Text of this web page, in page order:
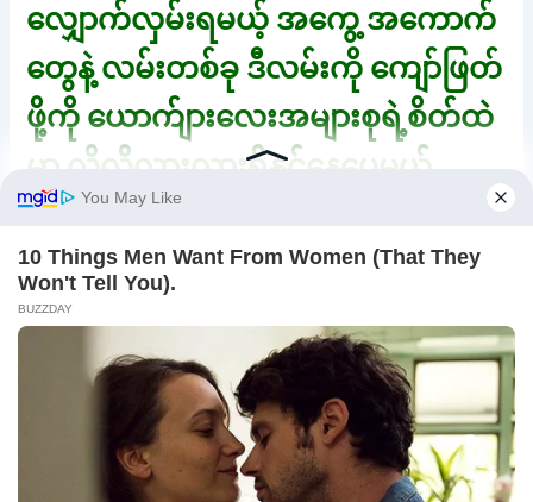
လျှောက်လှမ်းရမယ့် အကွေ့ အကောက်
တွေနဲ့ လမ်းတစ်ခု ဒီလမ်းကို ကျော်ဖြတ်
ဖို့ကို ယောက်ျားလေးအများစုရဲ့စိတ်ထဲ
မှာ လိုလိုလားလားရှိနှင့်နေပေမယ့်
မိန်းကလေး အများစုကတော့ မင်္ဂလာဦး
ညဆိုတာနဲ့ နှလုံးခုန်ရင်တုန်နဲ့
ကြောက်ရွံ့နေတက်ကြတာ သဘာဝပါ
ပဲ။ ဒီည စောမိုးတစ်ယောက် လူပျိုဘဝ
ကို အပြီးတိုင် နှုတ်ဆက်ရပီဆိုသော
ကြောင့် သူငယ်ချင်းများရဲ့ အလိုကို